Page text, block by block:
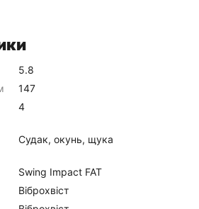
5.8
147
4
Судак, окунь, щука
Swing Impact FAT
Віброхвіст